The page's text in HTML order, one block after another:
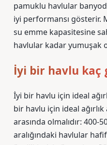
pamuklu havlular
iyi performansı gösterir.
su emme kapasitesine
havlular kadar yumuşak
İyi bir havlu kaç
İyi bir havlu için ideal
bir havlu için ideal ağırlık
arasında olmalıdır: 400-
aralığındaki havlular